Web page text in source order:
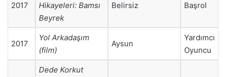
2017
Hikayeleri: Bamsı
Beyrek
Belirsiz Başrol
2017
Yol Arkadaşım
(film)
Aysun
Yardımcı
Oyuncu
Dede Korkut